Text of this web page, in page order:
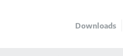
Downloads